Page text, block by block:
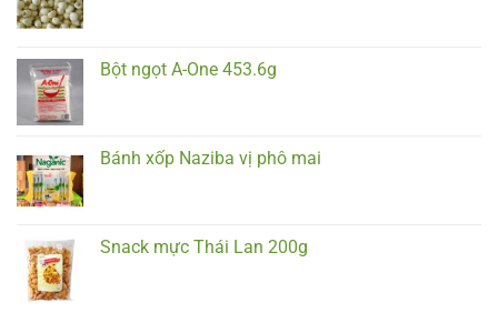
Bột ngọt A-One 453.6g
Bánh xốp Naziba vị phô mai
Snack mực Thái Lan 200g